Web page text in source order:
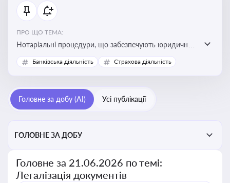
ПРО ЩО ТЕМА:
Нотаріальні процедури, що забезпечують юридичну
чинність документів та їх використання в
правовідносинах, у тому числі за кордоном.
правильно оформлювати документи, уникати ризиків
недійсності та забезпечувати їх належне прийняття
Банківська діяльність Страхова діяльність
Головне за добу (AI) Усі публікації
ГОЛОВНЕ ЗА ДОБУ
Головне за 21.06.2026 по темі:
Легалізація документів